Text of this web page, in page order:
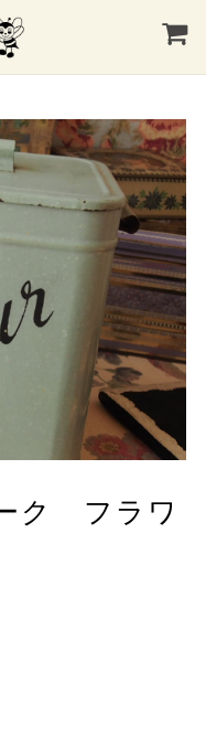
ク フラワ